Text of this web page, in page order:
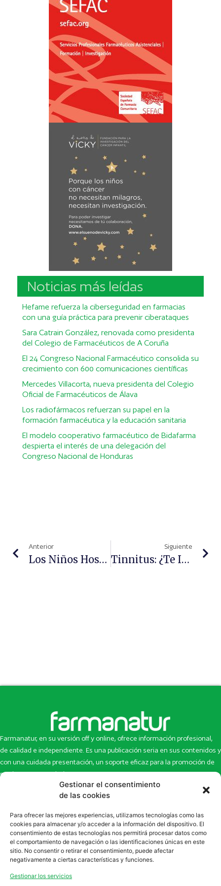
Gestionar el consentimiento
de las cookies
Para ofrecer las mejores experiencias, utilizamos tecnologías como las
cookies para almacenar y/o acceder a la información del dispositivo. El
consentimiento de estas tecnologías nos permitirá procesar datos como
el comportamiento de navegación o las identificaciones únicas en este
sitio. No consentir o retirar el consentimiento, puede afectar
negativamente a ciertas características y funciones.
Gestionar los servicios
Noticias más leídas
Hefame refuerza la ciberseguridad en farmacias
con una guía práctica para prevenir ciberataques
Sara Catrain González, renovada como presidenta
del Colegio de Farmacéuticos de A Coruña
El 24 Congreso Nacional Farmacéutico consolida su
crecimiento con 600 comunicaciones científicas
Mercedes Villacorta, nueva presidenta del Colegio
Oficial de Farmacéuticos de Álava
Los radiofármacos refuerzan su papel en la
formación farmacéutica y la educación sanitaria
El modelo cooperativo farmacéutico de Bidafarma
despierta el interés de una delegación del
Congreso Nacional de Honduras
Anterior
Los Niños Hospitalizados Podrán "entrenar" Su Mente
Siguiente
Tinnitus: ¿te Imaginas Que El Ruido Te Acompañara 24 Horas Al Día?
Farmanatur, en su versión off y online, ofrece información profesional,
de calidad e independiente. Es una publicación seria en sus contenidos y
con una cuidada presentación, un soporte eficaz para la promoción de
productos y novedades.
Inicio
Newsletter
Eco Multimedia
Contacto
Artículos
Escaparate
Enlaces de interés
SUSCRÍBETE A NUESTRO NEWSLETTER
la sección deNewsletter